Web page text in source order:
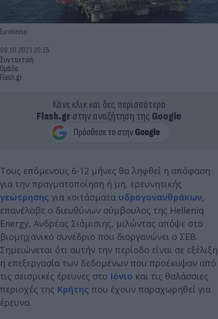
Eurokinissi
Συντακτική
Ομάδα
Flash.gr
09.10.2023 20:15
Κάνε κλικ και δες περισσότερο
Flash.grστην αναζήτηση της Google
Τους επόμενους 6-12 μήνες θα ληφθεί η απόφαση
για την πραγματοποίηση ή μη, ερευνητικής
γεώτρησης για κοιτάσματα υδρογονανθράκων,
επανέλαβε ο διευθύνων σύμβουλος της Helleniq
Energy, Ανδρέας Σιάμισιης, μιλώντας απόψε στο
βιομηχανικό συνέδριο που διοργανώνει ο ΣΕΒ.
Σημειώνεται ότι αυτήν την περίοδο είναι σε εξέλιξη
η επεξεργασία των δεδομένων που προέκυψαν από
τις σεισμικές έρευνες στο Ιόνιο και τις θαλάσσιες
περιοχές της Κρήτης που έχουν παραχωρηθεί για
έρευνα.